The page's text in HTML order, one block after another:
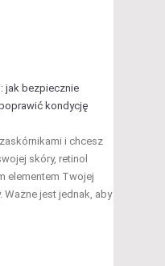
jak bezpiecznie
kondycję
i chcesz
skóry, retinol
elementem Twojej
Ważne jest jednak, aby